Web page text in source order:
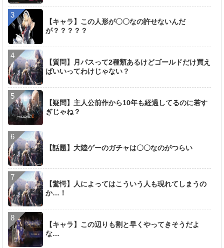
【キャラ】この人形が〇〇なの許せないんだ
が？？？？？
【質問】月パスって2種類あるけどゴールドだけ買え
ばいいってわけじゃない？
【疑問】主人公前作から10年も経過してるのに若す
ぎじゃね？
【話題】大陸ゲーのガチャは〇〇なのがつらい
【驚愕】人によってはこういう人も現れてしまうの
か…！
【キャラ】この辺りも割と早くやってきそうだよ
な…